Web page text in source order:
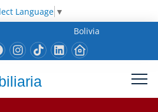
Language ▼
Bolivia